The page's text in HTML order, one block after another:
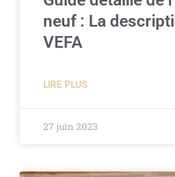
neuf : La
VEFA
LIRE PLUS
27 juin 2023